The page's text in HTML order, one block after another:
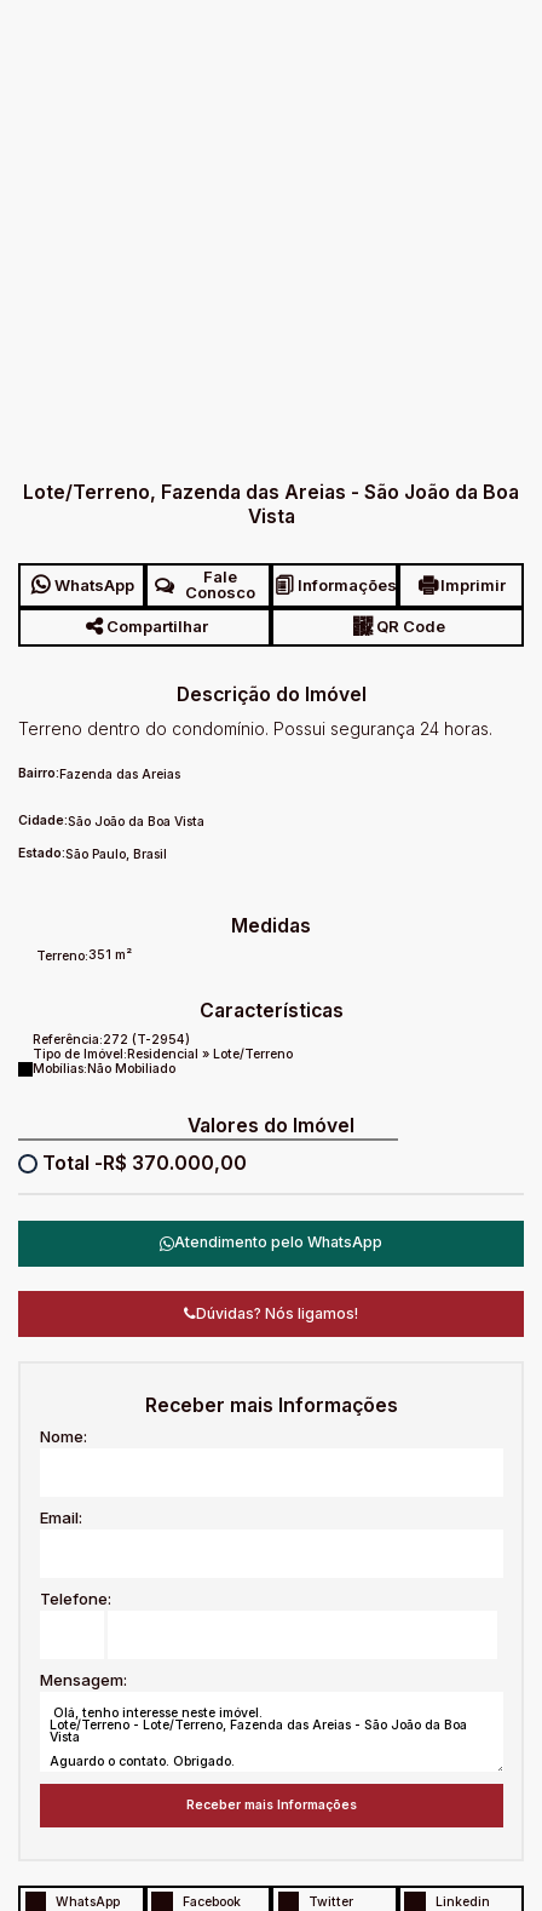
Lote/Terreno, Fazenda das Areias - São João da Boa
Vista
WhatsApp
Fale
Conosco
Informações Imprimir
Compartilhar QR Code
Descrição do Imóvel
Terreno dentro do condomínio. Possui segurança 24 horas.
Bairro:Fazenda das Areias
Cidade:São João da Boa Vista
Estado:São Paulo, Brasil
Medidas
Terreno:351 m²
Características
Referência:272(T-2954)
Tipo de Imóvel:Residencial» Lote/Terreno
Mobílias: Não Mobiliado
Valores do Imóvel
R$ 370.000,00
Atendimento pelo WhatsApp
Dúvidas? Nós ligamos!
Receber mais Informações
Nome:
Email:
Telefone:
Mensagem:
WhatsApp Facebook Twitter Linkedin